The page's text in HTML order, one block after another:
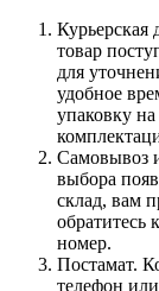
Курьерская
товар
для
удобное
упаковку на
Самовывоз
выбора
склад, вам
обратитесь
номер.
Постамат.
телефон